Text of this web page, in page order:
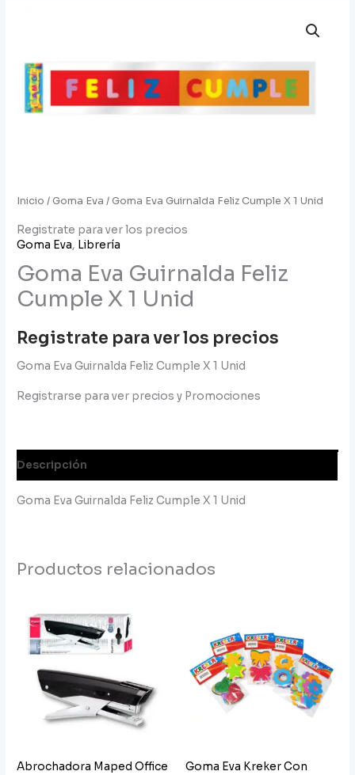
Inicio /Goma Eva / Goma Eva Guirnalda Feliz Cumple X 1 Unid
Registrate para ver los precios
Goma Eva, Librería
Goma Eva Guirnalda Feliz
Cumple X 1 Unid
Registrate para ver los precios
Goma Eva Guirnalda Feliz Cumple X 1 Unid
Registrarse para ver precios y Promociones
Descripción
Goma Eva Guirnalda Feliz Cumple X 1 Unid
Productos relacionados
Abrochadora Maped Office
Goma Eva Kreker Con